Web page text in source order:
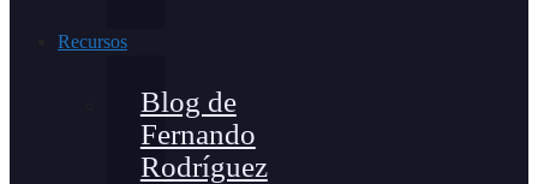
Recursos
Blog de
Fernando
Rodríguez